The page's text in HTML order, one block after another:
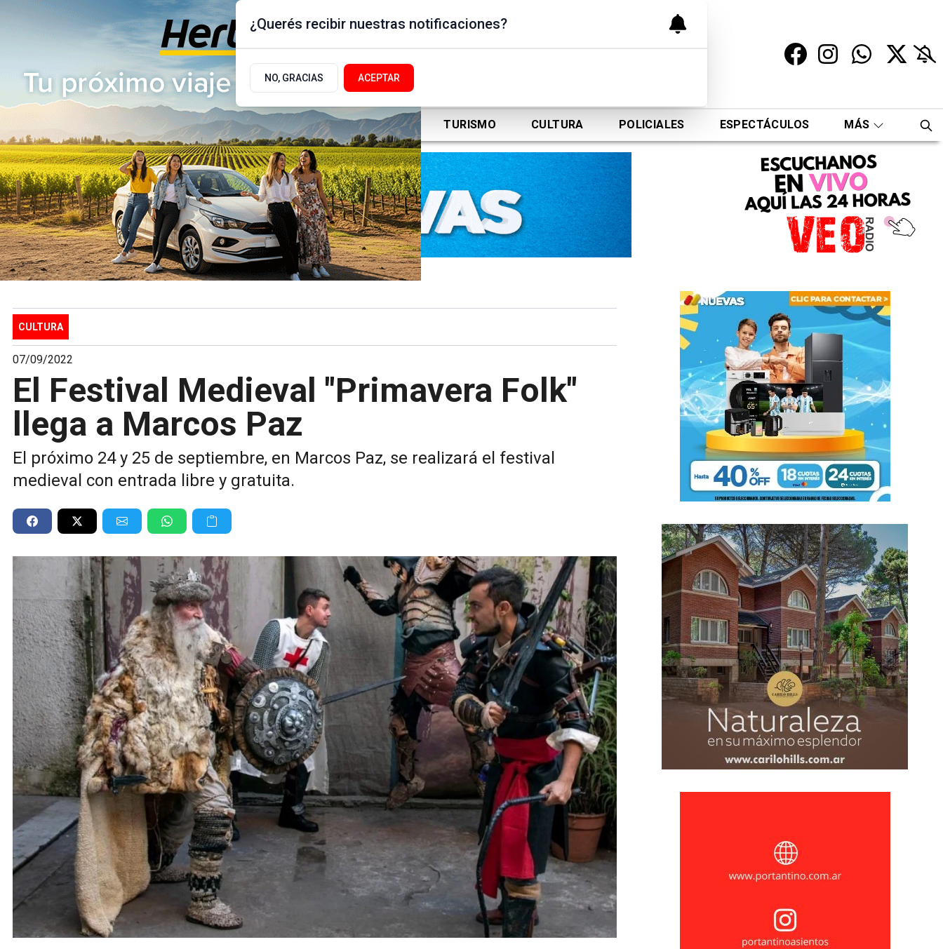
Miércoles 5 de Agosto de 2026
17.9ºc | Buenos Aires, AR
ACTUALIDAD POLÍTICA DEPORTES TURISMO CULTURA POLICIALES ESPECTÁCULOS MÁS
CULTURA
07/09/2022
El Festival Medieval "Primavera Folk"
llega a Marcos Paz
El próximo 24 y 25 de septiembre, en Marcos Paz, se realizará el festival
medieval con entrada libre y gratuita.
¿Querés recibir nuestras notificaciones?
NO, GRACIAS ACEPTAR